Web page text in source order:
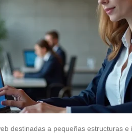
destinadas a pequeñas estructuras e